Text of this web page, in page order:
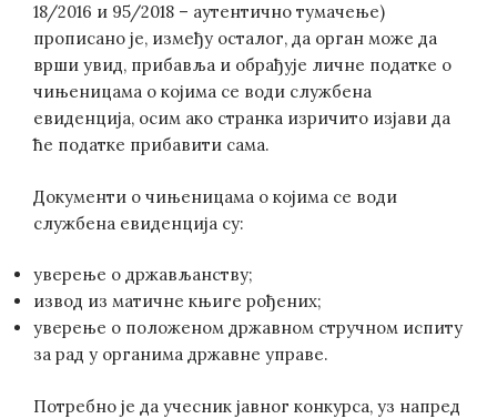
18/2016 и 95/2018 – аутентично тумачење)
прописано је, између осталог, да орган може да
врши увид, прибавља и обрађује личне податке о
чињеницама о којима се води службена
евиденција, осим ако странка изричито изјави да
ће податке прибавити сама.
Документи о чињеницама о којима се води
службена евиденција су:
уверење о држављанству;
извод из матичне књиге рођених;
уверење о положеном државном стручном испиту
за рад у органима државне управе.
Потребно је да учесник јавног конкурса, уз напред